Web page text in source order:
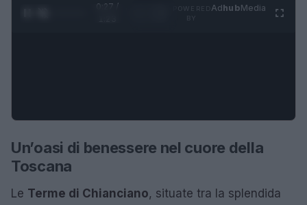
0:27 /
AdhubMedia
Un’oasi di benessere nel cuore della
Toscana
Le Terme di Chianciano, situate tra la splendida